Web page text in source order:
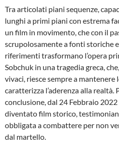
Tra articolati piani sequenze,
lunghi a primi piani con estrema
un film in movimento, che con il
scrupolosamente a fonti storiche
riferimenti trasformano l’opera
Sobchuk in una tragedia greca,
vivaci, riesce sempre a
caratterizza l’aderenza alla realtà.
conclusione, dal 24 Febbraio
diventato film storico,
obbligata a combattere per non
dal martello.